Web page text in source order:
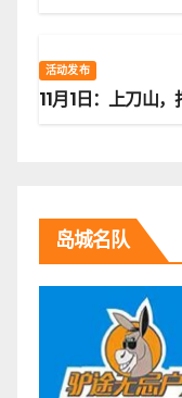
活动发布
11月1日：上刀山
岛城名队